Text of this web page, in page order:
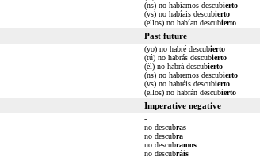
(ns) no habíamos descubierto
(vs) no habíais descubierto
(ellos) no habían descubierto
Past future
(yo) no habré descubierto
(tú) no habrás descubierto
(él) no habrá descubierto
(ns) no habremos descubierto
(vs) no habréis descubierto
(ellos) no habrán descubierto
Imperative negative
-
no descubras
no descubra
no descubramos
no descubráis